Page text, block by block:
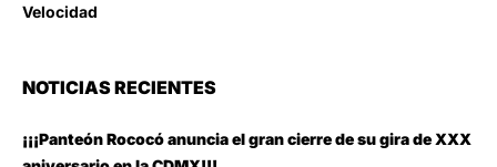
Velocidad
NOTICIAS RECIENTES
¡¡¡Panteón Rococó anuncia el gran cierre de su gira de XXX